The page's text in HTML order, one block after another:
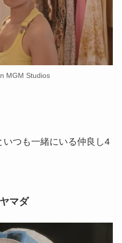
MGM Studios
つも一緒にいる仲良し4
マダ